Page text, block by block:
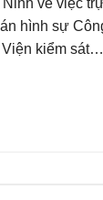
về việc
hình sự
Viện kiểm sát…